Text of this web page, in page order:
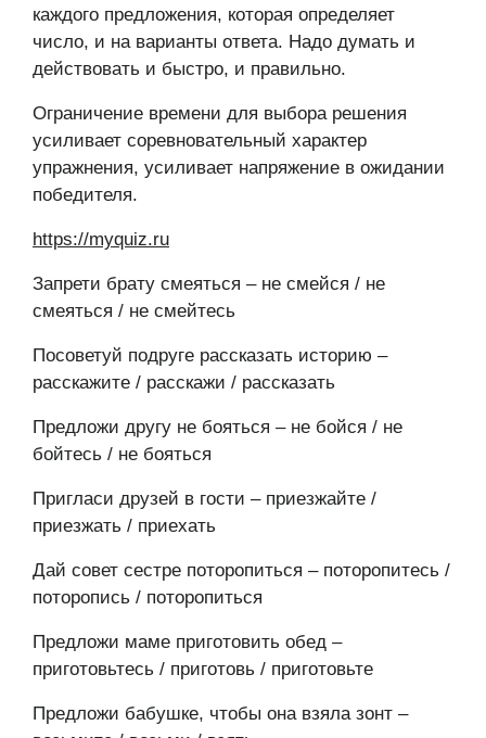
каждого предложения, которая определяет
число, и на варианты ответа. Надо думать и
действовать и быстро, и правильно.
Ограничение времени для выбора решения
усиливает соревновательный характер
упражнения, усиливает напряжение в ожидании
победителя.
https://myquiz.ru
Запрети брату смеяться – не смейся / не
смеяться / не смейтесь
Посоветуй подруге рассказать историю –
расскажите / расскажи / рассказать
Предложи другу не бояться – не бойся / не
бойтесь / не бояться
Пригласи друзей в гости – приезжайте /
приезжать / приехать
Дай совет сестре поторопиться – поторопитесь /
поторопись / поторопиться
Предложи маме приготовить обед –
приготовьтесь / приготовь / приготовьте
Предложи бабушке, чтобы она взяла зонт –